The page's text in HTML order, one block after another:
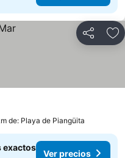
Compartir
de: Playa de Piangüita
exactos
Ver precios